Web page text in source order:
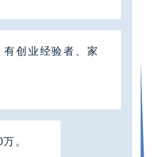
有创业经验者、家
万。